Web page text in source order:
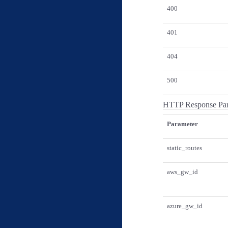
400
401
404
500
HTTP Response
Parameter
static_routes
aws_gw_id
azure_gw_id